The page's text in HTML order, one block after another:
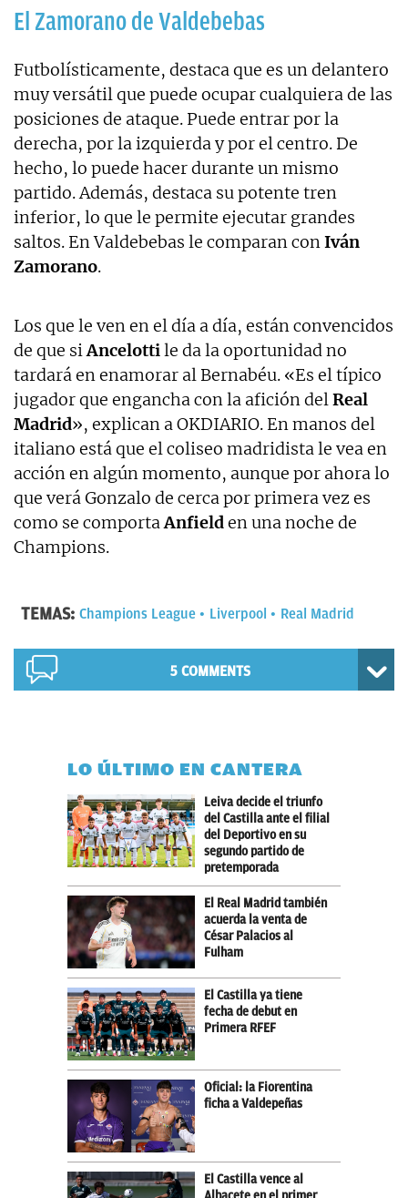
El Zamorano de Valdebebas
Futbolísticamente, destaca que es un delantero
muy versátil que puede ocupar cualquiera de las
posiciones de ataque. Puede entrar por la
derecha, por la izquierda y por el centro. De
hecho, lo puede hacer durante un mismo
partido. Además, destaca su potente tren
inferior, lo que le permite ejecutar grandes
saltos. En Valdebebas le comparan conIván
Zamorano.
Los que le ven en el día a día, están convencidos
de que siAncelottile da la oportunidad no
tardará en enamorar al Bernabéu. «Es el típico
jugador que engancha con la afición delReal
Madrid», explican a OKDIARIO. En manos del
italiano está que el coliseo madridista le vea en
acción en algún momento, aunque por ahora lo
que verá Gonzalo de cerca por primera vez es
como se comportaAnfielden una noche de
Champions.
TEMAS: Champions League Liverpool Real Madrid
5 COMMENTS
LO ÚLTIMO EN CANTERA
Leiva decide el triunfo
del Castilla ante el filial
del Deportivo en su
segundo partido de
pretemporada
El Real Madrid también
acuerda la venta de
César Palacios al
Fulham
El Castilla ya tiene
fecha de debut en
Primera RFEF
Oficial: la Fiorentina
ficha a Valdepeñas
El Castilla vence al